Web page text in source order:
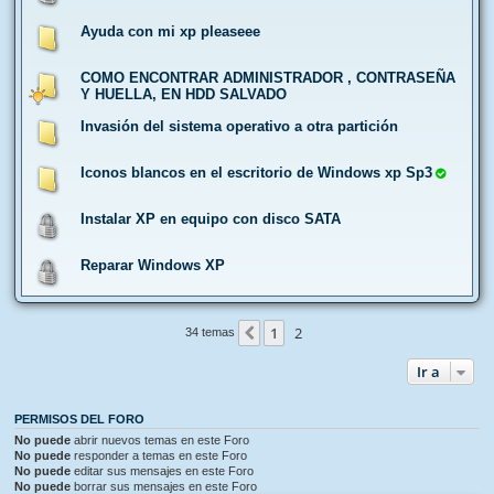
Ayuda con mi xp pleaseee
COMO ENCONTRAR ADMINISTRADOR , CONTRASEÑA
Y HUELLA, EN HDD SALVADO
Invasión del sistema operativo a otra partición
Iconos blancos en el escritorio de Windows xp Sp3
Instalar XP en equipo con disco SATA
Reparar Windows XP
34 temas Anterior
1
2
Ir a
PERMISOS DEL FORO
No puede abrir nuevos temas en este Foro
No puede responder a temas en este Foro
No puede editar sus mensajes en este Foro
No puede borrar sus mensajes en este Foro